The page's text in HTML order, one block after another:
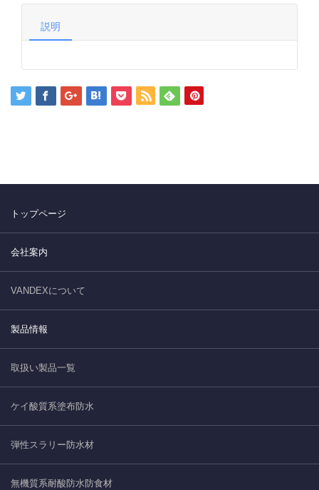
説明
トップページ
会社案内
VANDEXについて
製品情報
取扱い製品一覧
ケイ酸質系塗布防水
弾性スラリー防水材
無機質系耐酸防水防食材